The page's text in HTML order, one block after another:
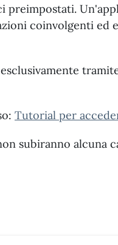
preimpostati.
coinvolgenti ed
Tutorial per
subiranno alcuna